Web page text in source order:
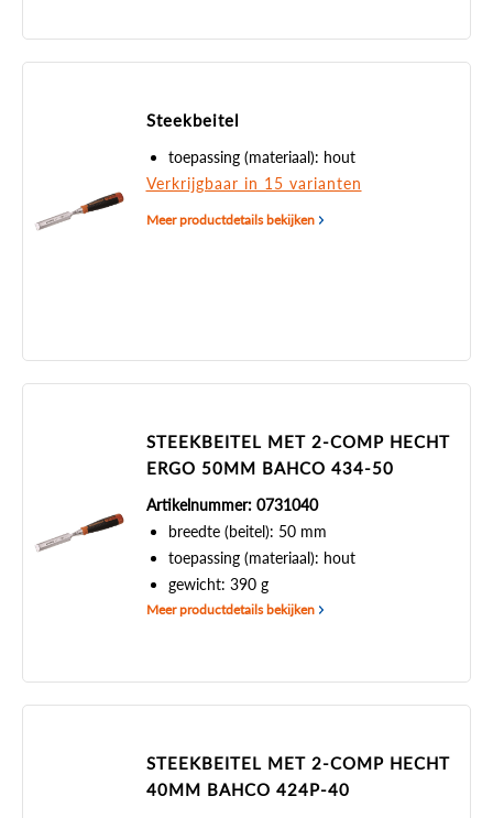
Steekbeitel
toepassing (materiaal): hout
Verkrijgbaar in 15 varianten
Meer productdetails bekijken
STEEKBEITEL MET 2-COMP HECHT
ERGO 50MM BAHCO 434-50
Artikelnummer: 0731040
breedte (beitel): 50 mm
toepassing (materiaal): hout
gewicht: 390 g
Meer productdetails bekijken
STEEKBEITEL MET 2-COMP HECHT
40MM BAHCO 424P-40